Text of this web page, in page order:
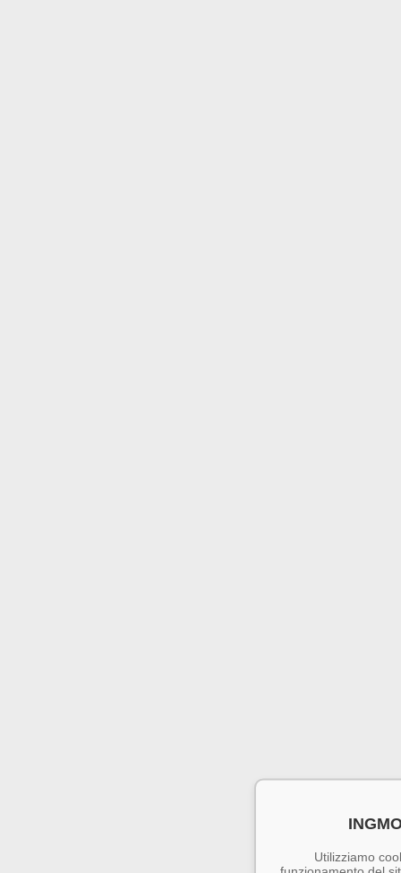
Utilizziamo